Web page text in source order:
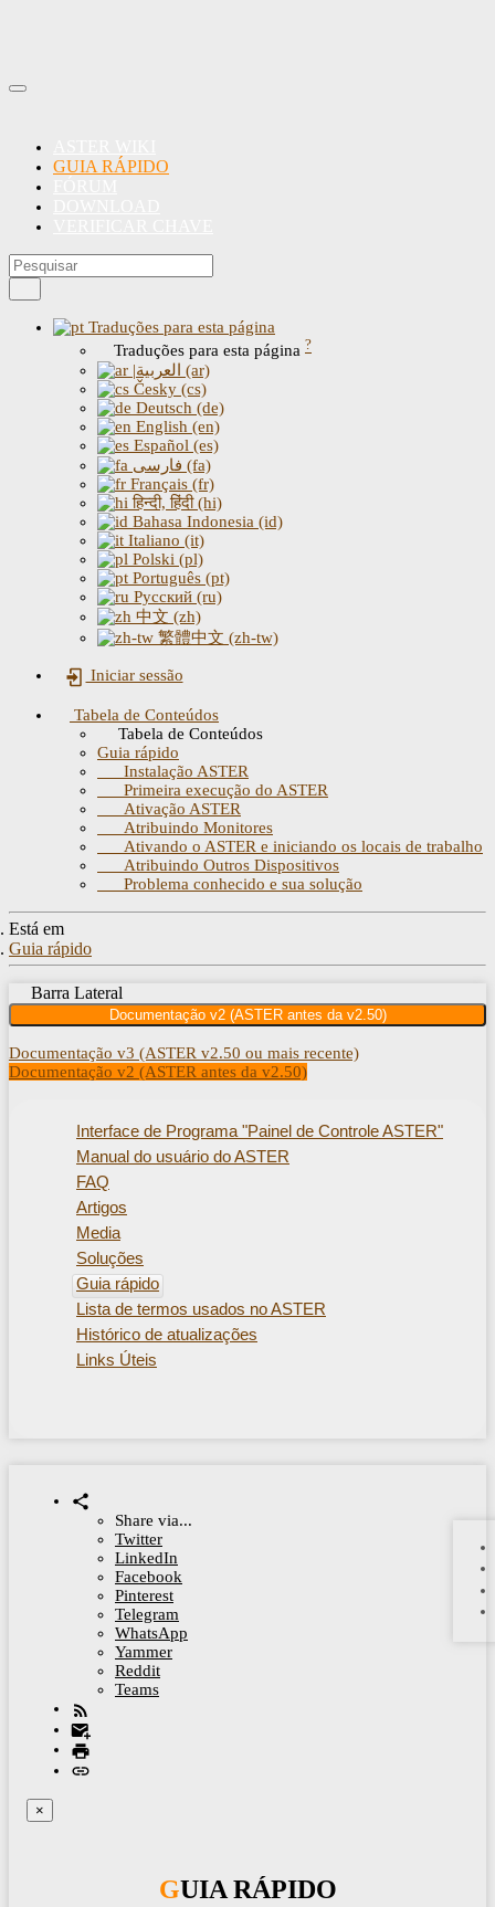
GUIA RÁPIDO
Traduções para esta página
Traduções para esta página ?
|العربية (ar)
Česky (cs)
Deutsch (de)
English (en)
Español (es)
فارسی (fa)
Français (fr)
हिन्दी, हिंदी (hi)
Bahasa Indonesia (id)
Italiano (it)
Polski (pl)
Português (pt)
Русский (ru)
中文 (zh)
繁體中文 (zh-tw)
Iniciar sessão
Tabela de Conteúdos
Tabela de Conteúdos
Guia rápido
Instalação ASTER
Primeira execução do ASTER
Ativação ASTER
Atribuindo Monitores
Ativando o ASTER e iniciando os locais de trabalho
Atribuindo Outros Dispositivos
Problema conhecido e sua solução
Está em
Guia rápido
Barra Lateral
Documentação v2 (ASTER antes da v2.50)
Documentação v3 (ASTER v2.50 ou mais recente)
Documentação v2 (ASTER antes da v2.50)
Interface de Programa "Painel de Controle ASTER"
Manual do usuário do ASTER
FAQ
Artigos
Media
Soluções
Guia rápido
Lista de termos usados ​​no ASTER
Histórico de atualizações
Links Úteis
Share via...
Twitter
LinkedIn
Facebook
Pinterest
Telegram
WhatsApp
Yammer
Reddit
Teams
×
GUIA RÁPIDO